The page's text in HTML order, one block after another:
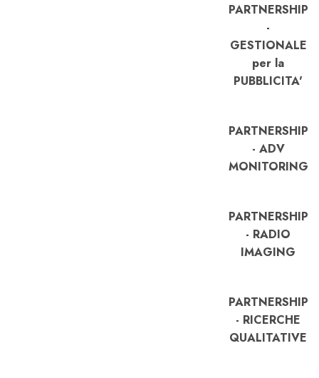
PARTNERSHIP
-
GESTIONALE
per la
PUBBLICITA'
PARTNERSHIP
- ADV
MONITORING
PARTNERSHIP
- RADIO
IMAGING
PARTNERSHIP
- RICERCHE
QUALITATIVE